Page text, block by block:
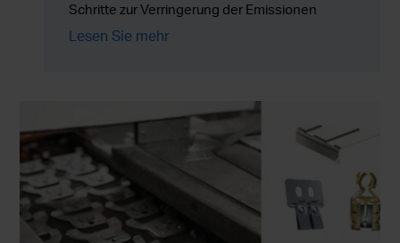
Schritte zur Verringerung der Emissionen
unserer eigenen Tätigkeit unternommen und
Lesen Sie mehr